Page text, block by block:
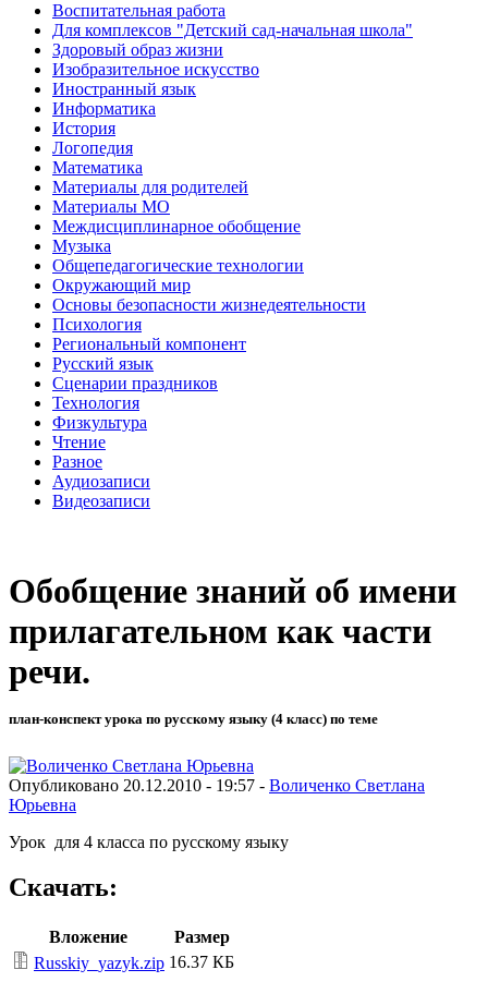
Воспитательная работа
Для комплексов "Детский сад-начальная школа"
Здоровый образ жизни
Изобразительное искусство
Иностранный язык
Информатика
История
Логопедия
Математика
Материалы для родителей
Материалы МО
Междисциплинарное обобщение
Музыка
Общепедагогические технологии
Окружающий мир
Основы безопасности жизнедеятельности
Психология
Региональный компонент
Русский язык
Сценарии праздников
Технология
Физкультура
Чтение
Разное
Аудиозаписи
Видеозаписи
Обобщение знаний об имени
прилагательном как части
речи.
план-конспект урока по русскому языку (4 класс) по теме
Опубликовано 20.12.2010 - 19:57 - Воличенко Светлана
Юрьевна
Урок для 4 класса по русскому языку
Скачать:
Вложение
Размер
Russkiy_yazyk.zip 16.37 КБ